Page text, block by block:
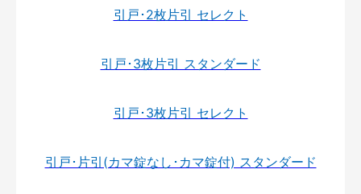
引戸･2枚片引 セレクト
引戸･3枚片引 スタンダード
引戸･3枚片引 セレクト
引戸･片引(カマ錠なし･カマ錠付) スタンダード